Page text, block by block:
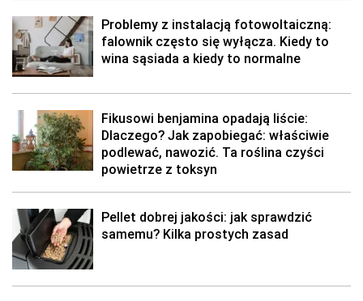
Problemy z instalacją fotowoltaiczną:
falownik często się wyłącza. Kiedy to
wina sąsiada a kiedy to normalne
Fikusowi benjamina opadają liście:
Dlaczego? Jak zapobiegać: właściwie
podlewać, nawozić. Ta roślina czyści
powietrze z toksyn
Pellet dobrej jakości: jak sprawdzić
samemu? Kilka prostych zasad